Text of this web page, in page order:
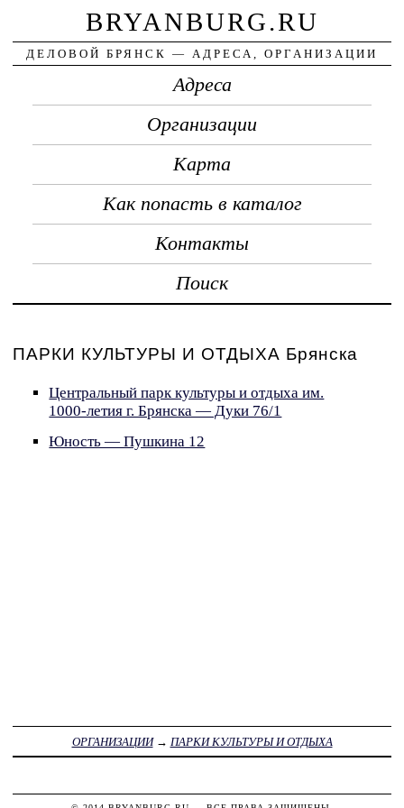
BRYANBURG.RU
ДЕЛОВОЙ БРЯНСК — АДРЕСА, ОРГАНИЗАЦИИ
Адреса
Организации
Карта
Как попасть в каталог
Контакты
Поиск
ПАРКИ КУЛЬТУРЫ И ОТДЫХА Брянска
Центральный парк культуры и отдыха им.
1000-летия г. Брянска — Дуки 76/1
Юность — Пушкина 12
ОРГАНИЗАЦИИ→ ПАРКИ КУЛЬТУРЫ И ОТДЫХА